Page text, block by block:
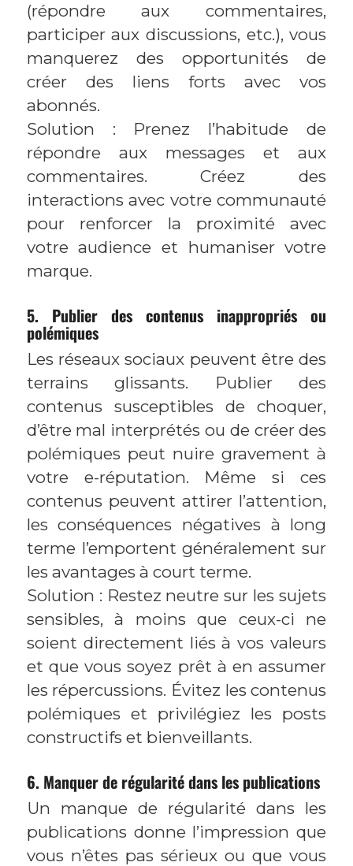
(répondre aux commentaires,
participer aux discussions, etc.), vous
manquerez des opportunités de
créer des liens forts avec vos
abonnés.
Solution : Prenez l’habitude de
répondre aux messages et aux
commentaires. Créez des
interactions avec votre communauté
pour renforcer la proximité avec
votre audience et humaniser votre
marque.
5. Publier des contenus inappropriés ou
polémiques
Les réseaux sociaux peuvent être des
terrains glissants. Publier des
contenus susceptibles de choquer,
d’être mal interprétés ou de créer des
polémiques peut nuire gravement à
votre e-réputation. Même si ces
contenus peuvent attirer l’attention,
les conséquences négatives à long
terme l’emportent généralement sur
les avantages à court terme.
Solution : Restez neutre sur les sujets
sensibles, à moins que ceux-ci ne
soient directement liés à vos valeurs
et que vous soyez prêt à en assumer
les répercussions. Évitez les contenus
polémiques et privilégiez les posts
constructifs et bienveillants.
6. Manquer de régularité dans les publications
Un manque de régularité dans les
publications donne l’impression que
vous n’êtes pas sérieux ou que vous